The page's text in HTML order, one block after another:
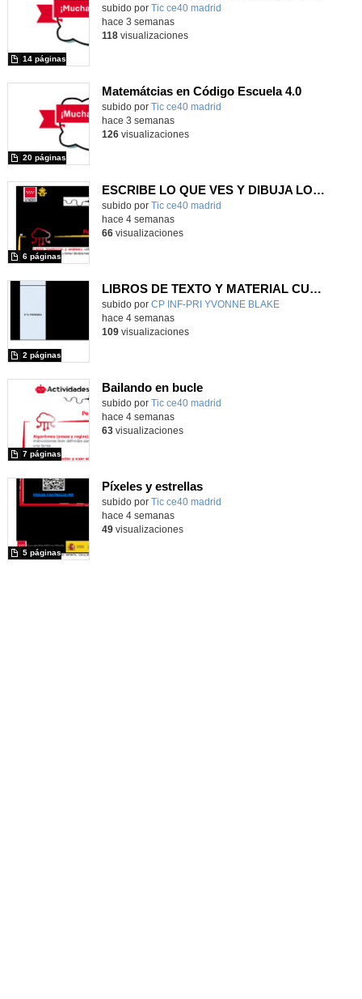
Contenido educativo.
subido por Tic ce40 madrid
14 páginas
hace 3 semanas
118visualizaciones
Matemátcias en Código Escuela 4.0
Contenido educativo.
subido por Tic ce40 madrid
20 páginas
hace 3 semanas
126visualizaciones
ESCRIBE LO QUE VES Y DIBUJA LO QUE LEES
subido por Tic ce40 madrid
6 páginas
hace 4 semanas
66visualizaciones
LIBROS DE TEXTO Y MATERIAL CURRICULAR
subido por CP INF-PRI YVONNE BLAKE
2 páginas
-
hace 4 semanas
109visualizaciones
Bailando en bucle
subido por Tic ce40 madrid
7 páginas
hace 4 semanas
63visualizaciones
Píxeles y estrellas
subido por Tic ce40 madrid
5 páginas
hace 4 semanas
49visualizaciones